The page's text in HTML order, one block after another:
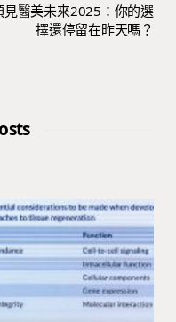
見醫美未來2025：你的選
擇還停留在昨天嗎？